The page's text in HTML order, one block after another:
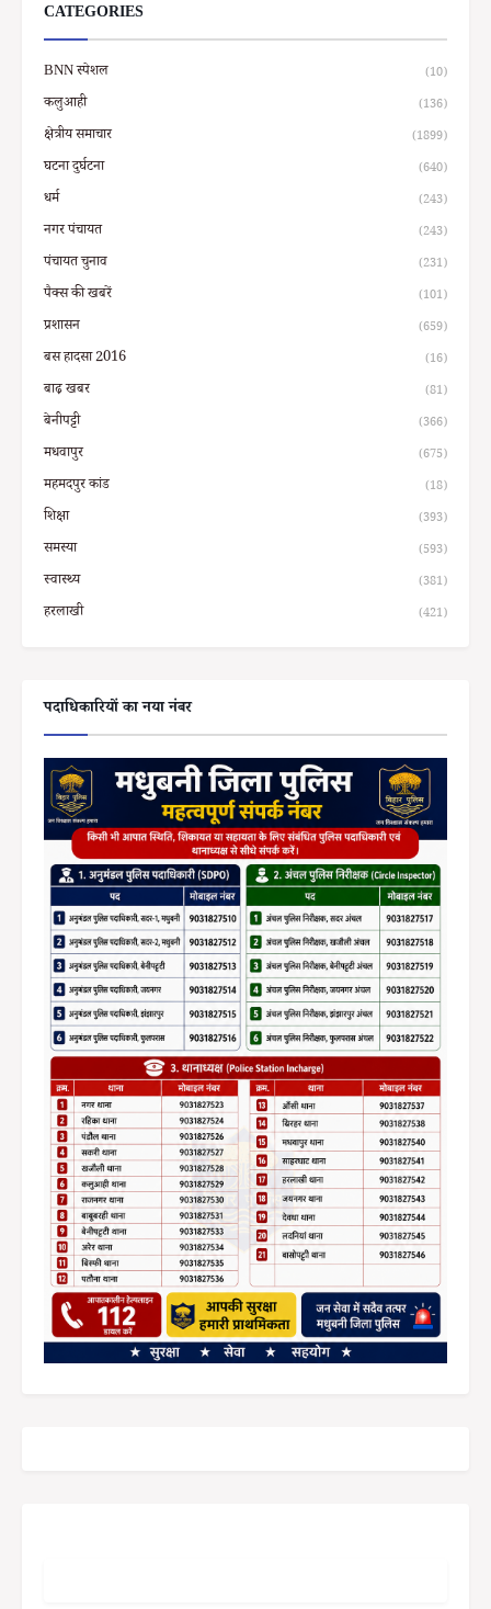
CATEGORIES
BNN स्पेशल (10)
कलुआही (136)
क्षेत्रीय समाचार (1899)
घटना दुर्घटना (640)
धर्म (243)
नगर पंचायत (243)
पंचायत चुनाव (231)
पैक्स की खबरें (101)
प्रशासन (659)
बस हादसा 2016 (16)
बाढ़ खबर (81)
बेनीपट्टी (366)
मधवापुर (675)
महमदपुर कांड (18)
शिक्षा (393)
समस्या (593)
स्वास्थ्य (381)
हरलाखी (421)
पदाधिकारियों का नया नंबर